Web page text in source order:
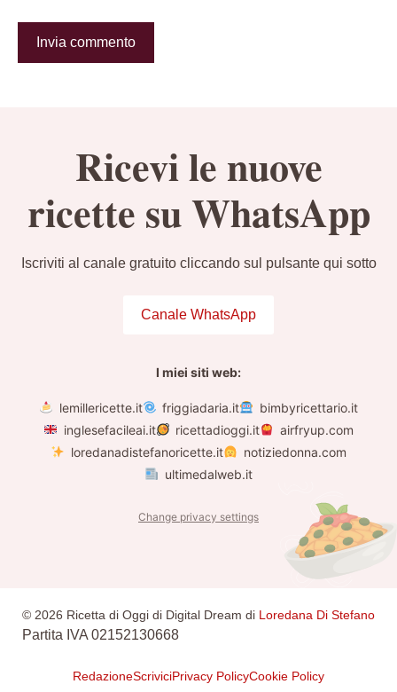
Ricevi le nuove
ricette su WhatsApp
Iscriviti al canale gratuito cliccando sul pulsante qui sotto
Canale WhatsApp
I miei siti web:
lemillericette.it friggiadaria.it
bimbyricettario.it
inglesefacileai.it
ricettadioggi.it
airfryup.com
loredanadistefanoricette.it
notiziedonna.com
ultimedalweb.it
Change privacy settings
© 2026 Ricetta di Oggi di Digital Dream di Loredana Di Stefano
Partita IVA 02152130668
RedazioneScriviciPrivacy PolicyCookie Policy